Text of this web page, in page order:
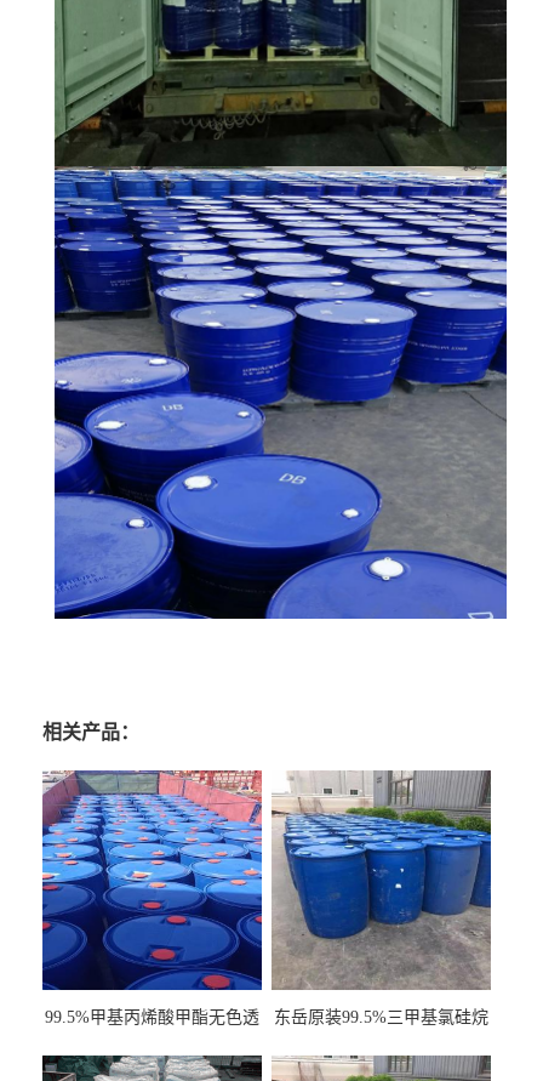
相关产品：
99.5%甲基丙烯酸甲酯无色透
东岳原装99.5%三甲基氯硅烷